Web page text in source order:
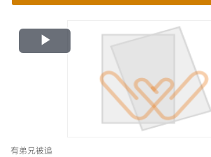
Play
Video
有弟兄被追